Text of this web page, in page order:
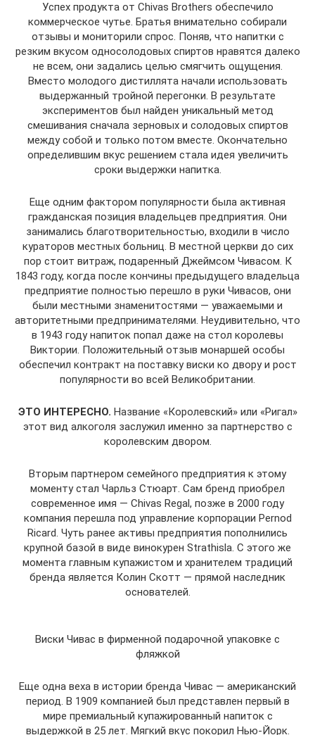
Успех продукта от Chivas Brothers обеспечило
коммерческое чутье. Братья внимательно собирали
отзывы и мониторили спрос. Поняв, что напитки с
резким вкусом односолодовых спиртов нравятся далеко
не всем, они задались целью смягчить ощущения.
Вместо молодого дистиллята начали использовать
выдержанный тройной перегонки. В результате
экспериментов был найден уникальный метод
смешивания сначала зерновых и солодовых спиртов
между собой и только потом вместе. Окончательно
определившим вкус решением стала идея увеличить
сроки выдержки напитка.
Еще одним фактором популярности была активная
гражданская позиция владельцев предприятия. Они
занимались благотворительностью, входили в число
кураторов местных больниц. В местной церкви до сих
пор стоит витраж, подаренный Джеймсом Чивасом. К
1843 году, когда после кончины предыдущего владельца
предприятие полностью перешло в руки Чивасов, они
были местными знаменитостями — уважаемыми и
авторитетными предпринимателями. Неудивительно, что
в 1943 году напиток попал даже на стол королевы
Виктории. Положительный отзыв монаршей особы
обеспечил контракт на поставку виски ко двору и рост
популярности во всей Великобритании.
ЭТО ИНТЕРЕСНО. Название «Королевский» или «Ригал»
этот вид алкоголя заслужил именно за партнерство с
королевским двором.
Вторым партнером семейного предприятия к этому
моменту стал Чарльз Стюарт. Сам бренд приобрел
современное имя — Chivas Regal, позже в 2000 году
компания перешла под управление корпорации Pernod
Ricard. Чуть ранее активы предприятия пополнились
крупной базой в виде винокурен Strathisla. С этого же
момента главным купажистом и хранителем традиций
бренда является Колин Скотт — прямой наследник
основателей.
Виски Чивас в фирменной подарочной упаковке с
фляжкой
Еще одна веха в истории бренда Чивас — американский
период. В 1909 компанией был представлен первый в
мире премиальный купажированный напиток с
выдержкой в 25 лет. Мягкий вкус покорил Нью-Йорк.